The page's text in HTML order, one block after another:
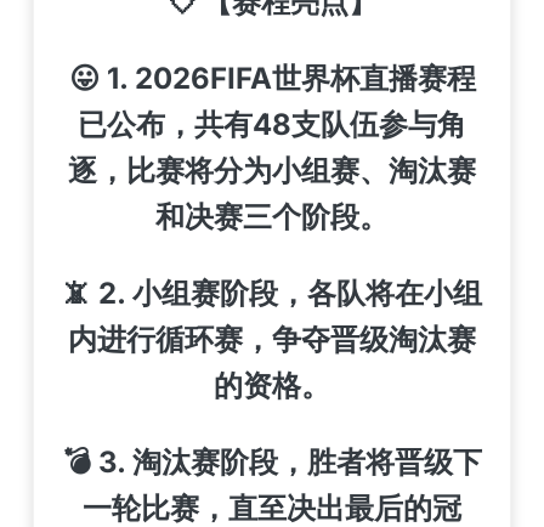
😛 1. 2026FIFA世界杯直播赛程
已公布，共有48支队伍参与角
逐，比赛将分为小组赛、淘汰赛
和决赛三个阶段。
📵 2. 小组赛阶段，各队将在小组
内进行循环赛，争夺晋级淘汰赛
的资格。
💣 3. 淘汰赛阶段，胜者将晋级下
一轮比赛，直至决出最后的冠